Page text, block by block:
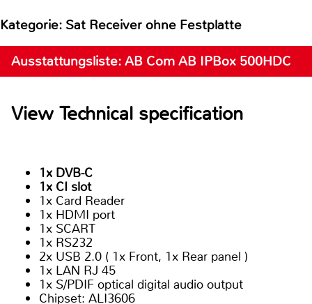
Kategorie: Sat Receiver ohne Festplatte
Ausstattungsliste: AB Com AB IPBox 500HDC
View Technical specification
1x DVB-C
1x CI slot
1x Card Reader
1x HDMI port
1x SCART
1x RS232
2x USB 2.0 ( 1x Front, 1x Rear panel )
1x LAN RJ 45
1x S/PDIF optical digital audio output
Chipset: ALI3606